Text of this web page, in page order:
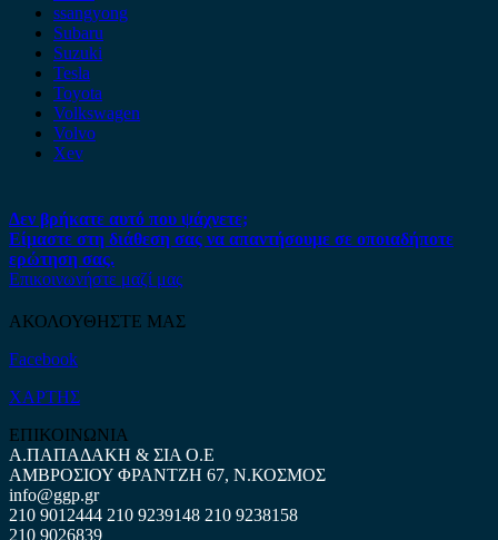
ssangyong
Subaru
Suzuki
Tesla
Toyota
Volkswagen
Volvo
Xev
Δεν βρήκατε αυτό που ψάχνετε;
Είμαστε στη διάθεση σας να απαντήσουμε σε οποιαδήποτε
ερώτηση σας.
Επικοινωνήστε μαζί μας
ΑΚΟΛΟΥΘΗΣΤΕ ΜΑΣ
Facebook
ΧΑΡΤΗΣ
ΕΠΙΚΟΙΝΩΝΙΑ
Α.ΠΑΠΑΔΑΚΗ & ΣΙΑ Ο.Ε
ΑΜΒΡΟΣΙΟΥ ΦΡΑΝΤΖΗ 67, Ν.ΚΟΣΜΟΣ
info@ggp.gr
210 9012444 210 9239148 210 9238158
210 9026839